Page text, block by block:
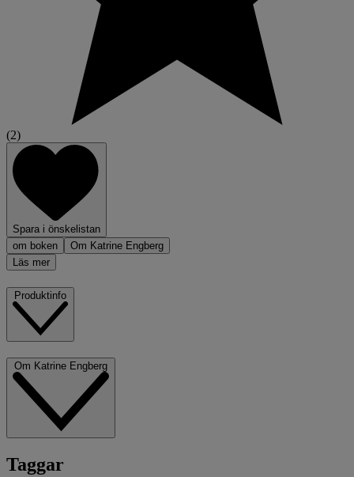
(2)
Spara i önskelistan
om boken
Om Katrine Engberg
Läs mer
Taggar